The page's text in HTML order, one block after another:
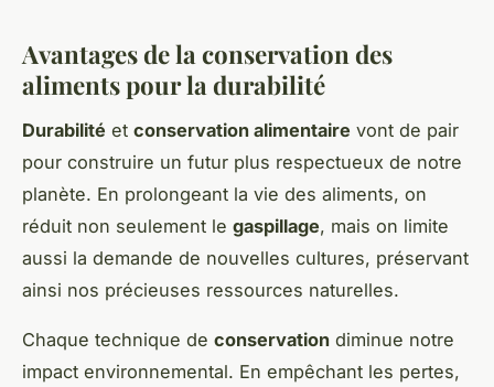
Avantages de la conservation des
aliments pour la durabilité
Durabilité et conservation alimentaire vont de pair
pour construire un futur plus respectueux de notre
planète. En prolongeant la vie des aliments, on
réduit non seulement le gaspillage, mais on limite
aussi la demande de nouvelles cultures, préservant
ainsi nos précieuses ressources naturelles.
Chaque technique de conservation diminue notre
impact environnemental. En empêchant les pertes,